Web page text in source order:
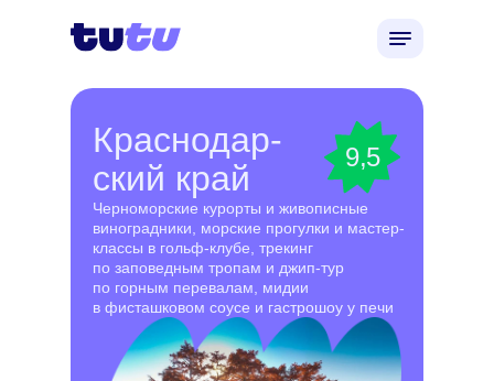
Краснодар-
ский край
Черноморские курорты и живописные
виноградники, морские прогулки и мастер-
классы в гольф-клубе, трекинг
по заповедным тропам и джип-тур
по горным перевалам, мидии
в фисташковом соусе и гастрошоу у печи
9,5